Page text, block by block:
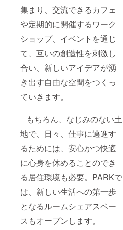
集まり、交流できるカフェ
や定期的に開催するワーク
ショップ、イベントを通じ
て、互いの創造性を刺激し
合い、新しいアイデアが湧
き出す自由な空間をつくっ
ていきます。
もちろん、なじみのない土
地で、日々、仕事に邁進す
るためには、安心かつ快適
に心身を休めることのでき
る居住環境も必要。PARKで
は、新しい生活への第一歩
となるルームシェアスペー
スもオープンします。